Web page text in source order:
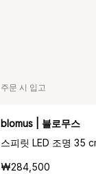
주문 시 입고
blomus | 블로무스
스피릿 LED 조명 35
₩284,500